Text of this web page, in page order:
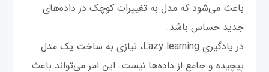
باعث می‌شود که مدل به تغییرات کوچک در داده‌های
جدید حساس باشد.
در یادگیری Lazy learning، نیازی به ساخت یک مدل
پیچیده و جامع از داده‌ها نیست. این امر می‌تواند باعث